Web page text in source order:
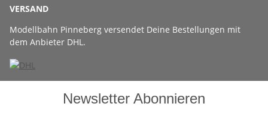
VERSAND
Modellbahn Pinneberg versendet Deine Bestellungen mit
dem Anbieter DHL.
Newsletter Abonnieren